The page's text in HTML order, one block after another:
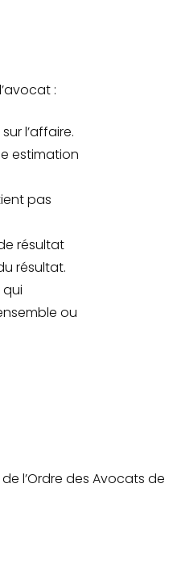
:
l’affaire.
estimation
pas
résultat
résultat.
ou
l’Ordre des Avocats de